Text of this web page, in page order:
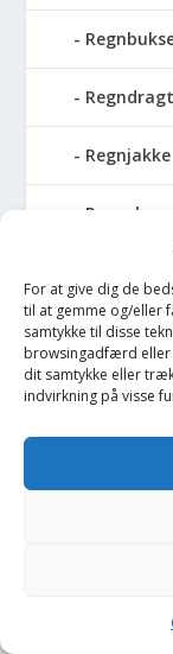
For at give dig de
til at gemme og/eller
samtykke til disse
browsingadfærd eller
dit samtykke eller
indvirkning på visse
Regndragt
Regnjakke
Regnslag
Rygsæk